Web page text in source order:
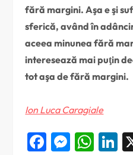
fără margini. Aşa e şi
sferică, având în
aceea minunea fără
interesează mai puţin
tot aşa de fără margini.
Ion Luca Caragiale
Facebook